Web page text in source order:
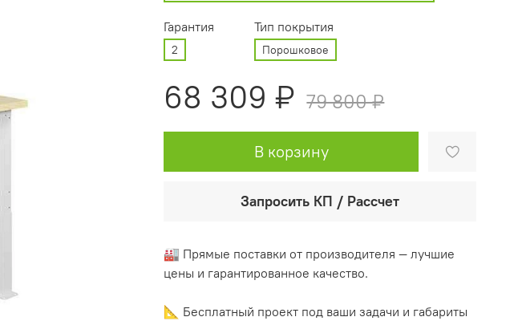
Гарантия
2
Тип покрытия
Порошковое
68 309 ₽ 79 800 ₽
В корзину
Запросить КП / Рассчет
🏭 Прямые поставки от производителя — лучшие
цены и гарантированное качество.
📐 Бесплатный проект под ваши задачи и габариты